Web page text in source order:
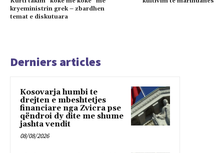
kryeministrin grek – zbardhen
temat e diskutuara
Derniers articles
Kosovarja humbi te
drejten e mbeshtetjes
financiare nga Zvicra pse
qëndroi dy dite me shume
jashta vendit
08/08/2026